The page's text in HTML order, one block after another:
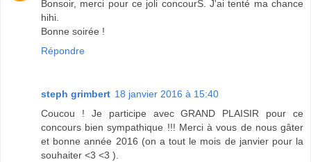
Bonsoir, merci pour ce joli concourS. J'ai tenté ma chance
hihi.
Bonne soirée !
Répondre
steph grimbert 18 janvier 2016 à 15:40
Coucou ! Je participe avec GRAND PLAISIR pour ce
concours bien sympathique !!! Merci à vous de nous gâter
et bonne année 2016 (on a tout le mois de janvier pour la
souhaiter <3 <3 ).